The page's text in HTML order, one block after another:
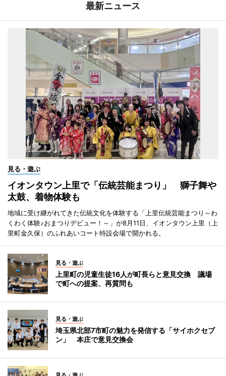
最新ニュース
見る・遊ぶ
イオンタウン上里で「伝統芸能まつり」 獅子舞や
太鼓、着物体験も
地域に受け継がれてきた伝統文化を体験する「上里伝統芸能まつり～わ
くわく体験♪おまつりデビュー！～」が8月11日、イオンタウン上里（上
里町金久保）のふれあいコート特設会場で開かれる。
見る・遊ぶ
上里町の児童生徒16人が町長らと意見交換 議場
で町への提案、再質問も
見る・遊ぶ
埼玉県北部7市町の魅力を発信する「サイホクセブ
ン」 本庄で意見交換会